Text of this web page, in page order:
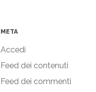
META
Accedi
Feed dei contenuti
Feed dei commenti